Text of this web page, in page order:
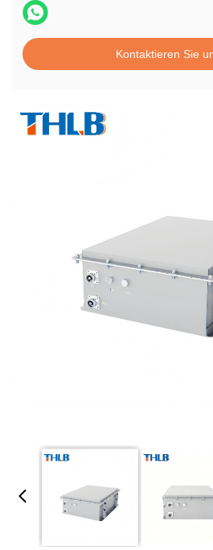
Kontaktieren Sie